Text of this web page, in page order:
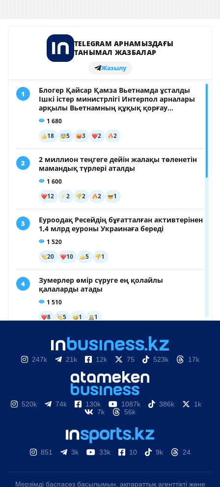
247k 21k 12k 75 523k 17k
520k 74k 130k 1087k 386k
1k
7k
56k
851 3k 33k 10 9k 24
Мерзімді баспасөз басылымын, ақпараттық агенттікті және